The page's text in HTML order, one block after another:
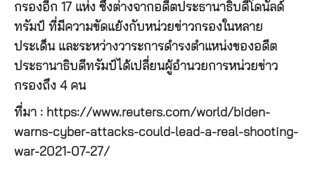
กรองอีก 17 แห่ง ซึ่งต่างจากอดีตประธานาธิบดีโดนัลด์
ทรัมป์ ที่มีความขัดแย้งกับหน่วยข่าวกรองในหลาย
ประเด็น และระหว่างวาระการดำรงตำแหน่งของอดีต
ประธานาธิบดีทรัมป์ได้เปลี่ยนผู้อำนวยการหน่วยข่าว
กรองถึง 4 คน
ที่มา : https://www.reuters.com/world/biden-
warns-cyber-attacks-could-lead-a-real-shooting-
war-2021-07-27/